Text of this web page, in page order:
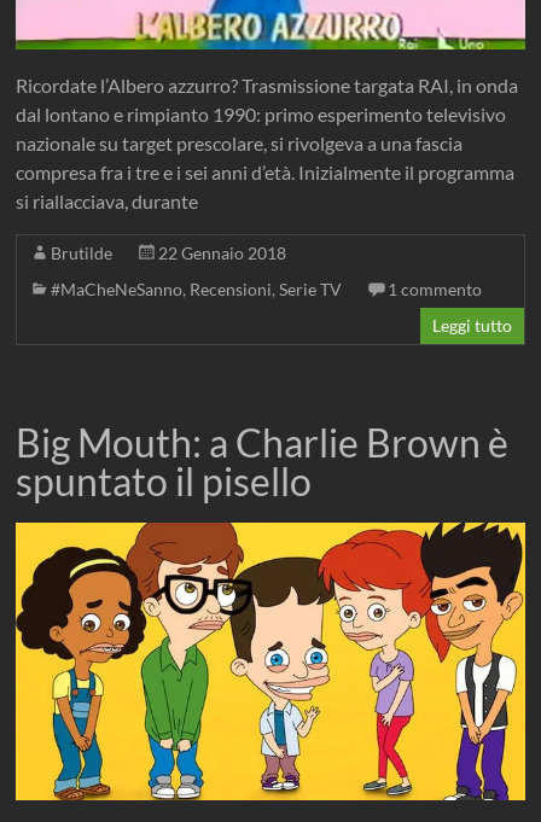
Ricordate l’Albero azzurro? Trasmissione targata RAI, in onda
dal lontano e rimpianto 1990: primo esperimento televisivo
nazionale su target prescolare, si rivolgeva a una fascia
compresa fra i tre e i sei anni d’età. Inizialmente il programma
si riallacciava, durante
Brutilde
22 Gennaio 2018
#MaCheNeSanno, Recensioni,Serie TV
1 commento
Leggi tutto
Big Mouth: a Charlie Brown è
spuntato il pisello